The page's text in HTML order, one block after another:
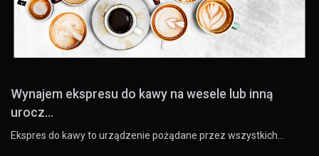
Wynajem ekspresu do kawy na wesele lub inną
urocz...
Ekspres do kawy to urządzenie pożądane przez wszystkich…